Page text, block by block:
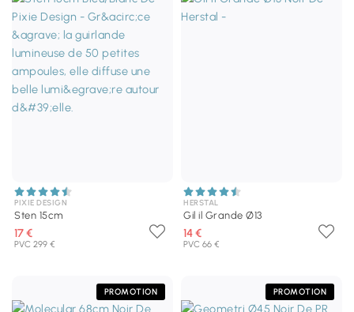
PIXIE DESIGN
Sten 15cm
17 €
PVC 299 €
HERSTAL
Gil il Grande Ø13
14 €
PVC 66 €
PROMOTION PROMOTION